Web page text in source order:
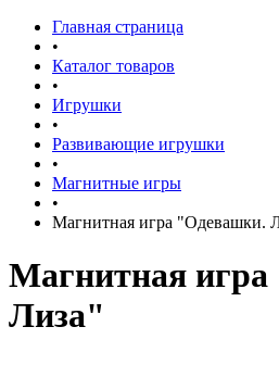
Главная страница
•
Каталог товаров
•
Игрушки
•
Развивающие игрушки
•
Магнитные игры
•
Магнитная игра "Одевашки.
Магнитная
Лиза"